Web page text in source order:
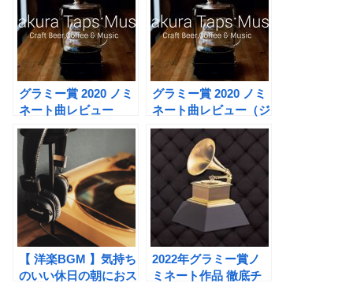
グラミー賞 2020 ノミ
ネート曲レビュー
（R&B、Rap、
Electronic Music編）
グラミー賞 2020 ノミ
ネート曲レビュー（ジ
ャズ編）
【 洋楽BGM 】気持ち
のいい休日の朝におス
2022年グラミー賞ノ
ミネート作品 徹底チ